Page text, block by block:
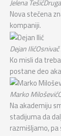
Jelena Tešić
Nova stečena
kompaniji.
Dejan Ilić
Ko misli da
postane deo
Marko Milošević
Na akademiju
stadijuma da
razmišljamo,